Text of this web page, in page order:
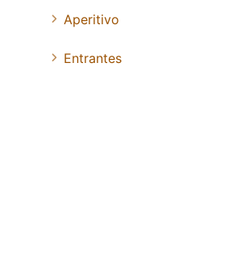
Aperitivo
Entrantes